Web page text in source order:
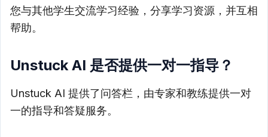
您与其他学生交流学习经验，分享学习资源，并互相
帮助。
Unstuck AI 是否提供一对一指导？
Unstuck AI 提供了问答栏，由专家和教练提供一对
一的指导和答疑服务。